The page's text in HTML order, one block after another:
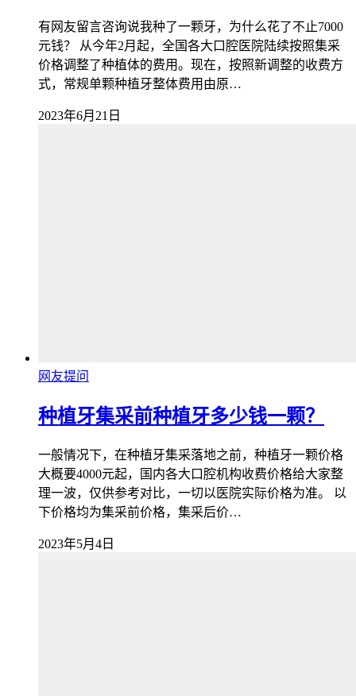
有网友留言咨询说我种了一颗牙，为什么花了不止7000
元钱？ 从今年2月起，全国各大口腔医院陆续按照集采
价格调整了种植体的费用。现在，按照新调整的收费方
式，常规单颗种植牙整体费用由原…
2023年6月21日
网友提问
种植牙集采前种植牙多少钱一颗？
一般情况下，在种植牙集采落地之前，种植牙一颗价格
大概要4000元起，国内各大口腔机构收费价格给大家整
理一波，仅供参考对比，一切以医院实际价格为准。 以
下价格均为集采前价格，集采后价…
2023年5月4日